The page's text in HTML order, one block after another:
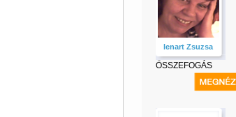
lenart Zsuzsa
ÖSSZEFOGÁS